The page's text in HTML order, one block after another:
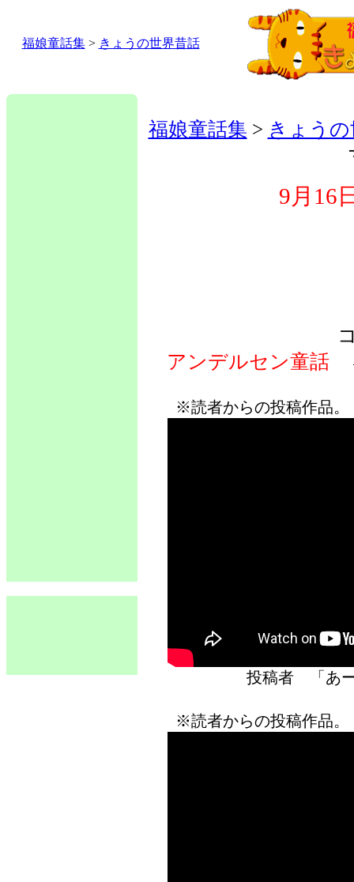
福娘童話集> きょうの世界昔話
福娘童話集 > きょう
9月16
アンデルセン童話
※読者からの投稿作品
投稿者 「
※読者からの投稿作品